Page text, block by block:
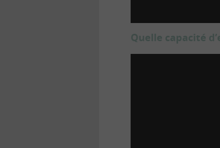
Quelle capacité